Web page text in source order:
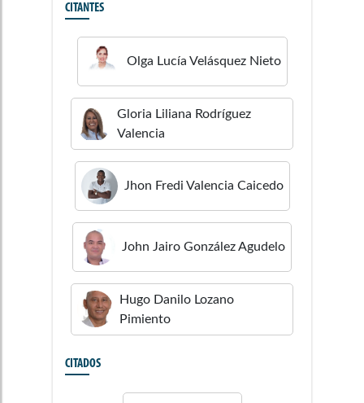
CITANTES
Olga Lucía Velásquez Nieto
Gloria Liliana Rodríguez
Valencia
Jhon Fredi Valencia Caicedo
John Jairo González Agudelo
Hugo Danilo Lozano
Pimiento
CITADOS